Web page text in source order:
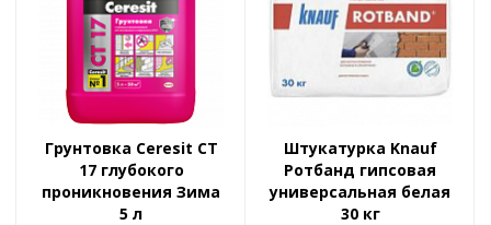
Грунтовка Ceresit CT
17 глубокого
проникновения Зима
5 л
Штукатурка Knauf
Ротбанд гипсовая
универсальная белая
30 кг